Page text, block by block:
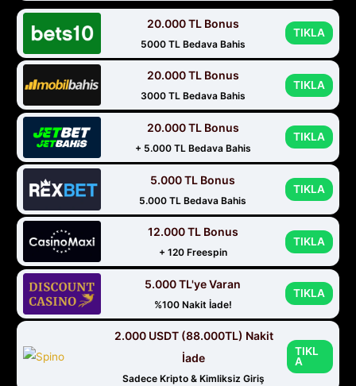
20.000 TL Bonus
5000 TL Bedava Bahis
TIKLA
20.000 TL Bonus
3000 TL Bedava Bahis
TIKLA
20.000 TL Bonus
+ 5.000 TL Bedava Bahis
TIKLA
5.000 TL Bonus
5.000 TL Bedava Bahis
TIKLA
12.000 TL Bonus
+ 120 Freespin
TIKLA
5.000 TL'ye Varan
%100 Nakit İade!
TIKLA
2.000 USDT (88.000TL) Nakit
İade
Sadece Kripto & Kimliksiz Giriş
TIKL
A